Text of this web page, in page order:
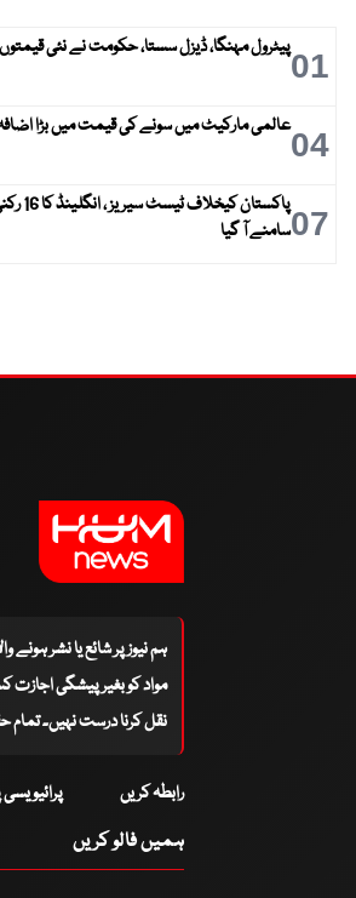
01پیٹرول مہنگا، ڈیزل سستا، حکومت نے نئی قیمتوں
04عالمی مارکیٹ میں سونے کی قیمت میں بڑا
07
پاکستان
سامنے آ گیا
ہم نیوز پر شائع یا نشر ہونے
مواد کو بغیر پیشگی
نقل کرنا درست نہیں۔ تمام
رابطہ کریں
ہمیں فالو کریں